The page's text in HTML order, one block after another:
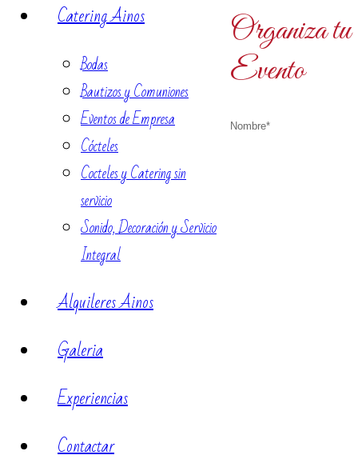
Catering Ainos
Bodas
Bautizos y Comuniones
Eventos de Empresa
Cócteles
Cocteles y Catering sin
servicio
Sonido, Decoración y Servicio
Integral
Alquileres Ainos
Galeria
Experiencias
Contactar
Organiza tu
Evento
Nombre*